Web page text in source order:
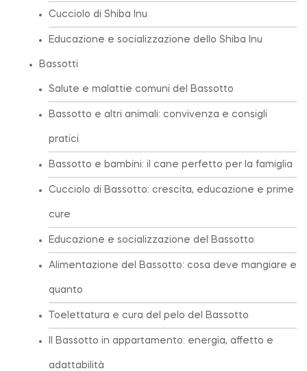
Cucciolo di Shiba Inu
Educazione e socializzazione dello Shiba Inu
Bassotti
Salute e malattie comuni del Bassotto
Bassotto e altri animali: convivenza e consigli
pratici
Bassotto e bambini: il cane perfetto per la famiglia
Cucciolo di Bassotto: crescita, educazione e prime
cure
Educazione e socializzazione del Bassotto
Alimentazione del Bassotto: cosa deve mangiare e
quanto
Toelettatura e cura del pelo del Bassotto
Il Bassotto in appartamento: energia, affetto e
adattabilità